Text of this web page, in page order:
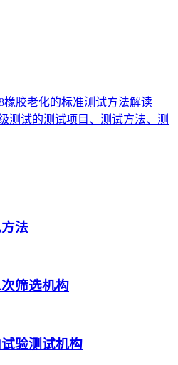
橡胶老化的标准测试方法解读
测试的测试项目、测试方法、测
法
筛选机构
验测试机构